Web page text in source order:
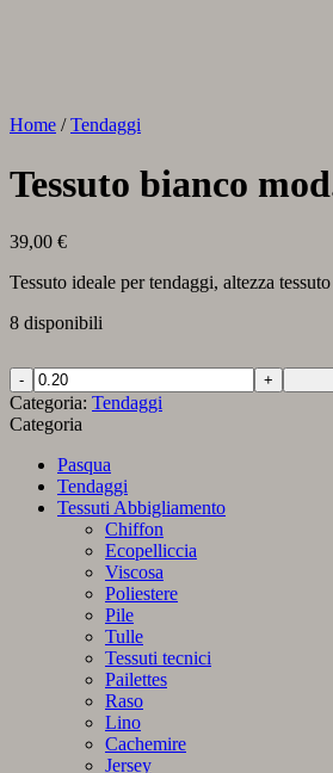
Home / Tendaggi
Tessuto bianco
39,00 €
Tessuto ideale per tendaggi, altezza
8 disponibili
Tessuto
bianco
mod.
Natura
Linea
quantità
Categoria: Tendaggi
Categoria
Pasqua
Tendaggi
Tessuti Abbigliamento
Chiffon
Ecopelliccia
Viscosa
Poliestere
Pile
Tulle
Tessuti tecnici
Pailettes
Raso
Lino
Cachemire
Jersey